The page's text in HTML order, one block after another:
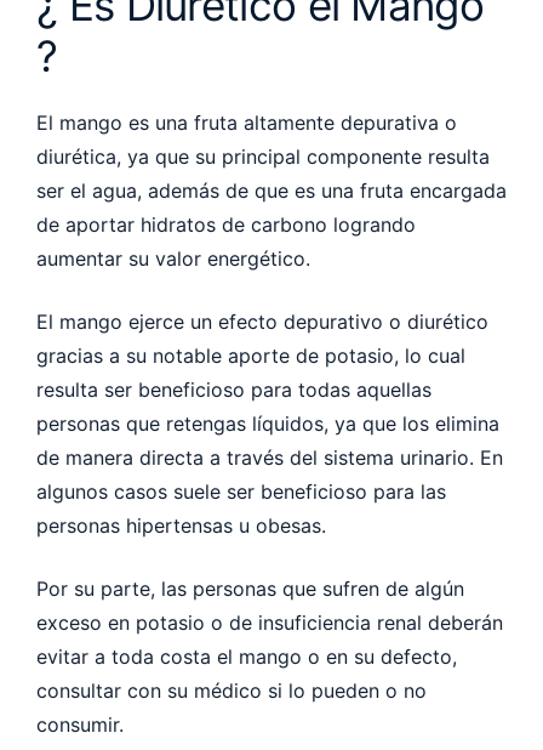
?
El mango es una fruta altamente depurativa o
diurética, ya que su principal componente resulta
ser el agua, además de que es una fruta encargada
de aportar hidratos de carbono logrando
aumentar su valor energético.
El mango ejerce un efecto depurativo o diurético
gracias a su notable aporte de potasio, lo cual
resulta ser beneficioso para todas aquellas
personas que retengas líquidos, ya que los elimina
de manera directa a través del sistema urinario. En
algunos casos suele ser beneficioso para las
personas hipertensas u obesas.
Por su parte, las personas que sufren de algún
exceso en potasio o de insuficiencia renal deberán
evitar a toda costa el mango o en su defecto,
consultar con su médico si lo pueden o no
consumir.